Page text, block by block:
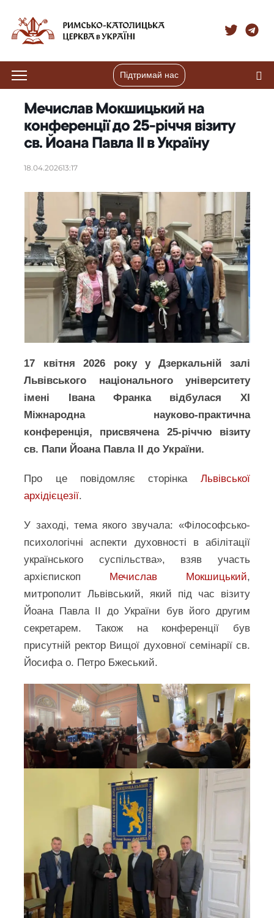
Підтримай нас
Мечислав Мокшицький на
конференції до 25-річчя візиту
св. Йоана Павла ІІ в Україну
18.04.202613:17
17 квітня 2026 року у Дзеркальній залі
Львівського національного університету
імені Івана Франка відбулася ХІ
Міжнародна науково-практична
конференція, присвячена 25-річчю візиту
св. Папи Йоана Павла ІІ до України.
Про це повідомляє сторінка Львівської
архідієцезії.
У заході, тема якого звучала: «Філософсько-
психологічні аспекти духовності в абілітації
українського суспільства», взяв участь
архієпископ Мечислав Мокшицький,
митрополит Львівський, який під час візиту
Йоана Павла ІІ до України був його другим
секретарем. Також на конференції був
присутній ректор Вищої духовної семінарії св.
Йосифа о. Петро Бжеський.